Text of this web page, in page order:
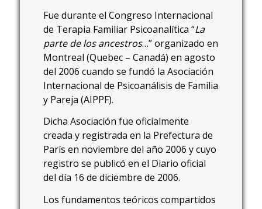
Fue durante el Congreso Internacional
de Terapia Familiar Psicoanalítica “La
parte de los ancestros…” organizado en
Montreal (Quebec – Canadá) en agosto
del 2006 cuando se fundó la Asociación
Internacional de Psicoanálisis de Familia
y Pareja (AIPPF).
Dicha Asociación fue oficialmente
creada y registrada en la Prefectura de
París en noviembre del año 2006 y cuyo
registro se publicó en el Diario oficial
del día 16 de diciembre de 2006.
Los fundamentos teóricos compartidos